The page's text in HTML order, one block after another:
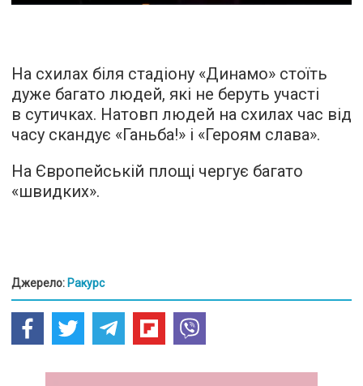
На схилах біля стадіону «Динамо» стоїть
дуже багато людей, які не беруть участі
в сутичках. Натовп людей на схилах час від
часу скандує «Ганьба!» і «Героям слава».
На Європейській площі чергує багато
«швидких».
Джерело: Ракурс